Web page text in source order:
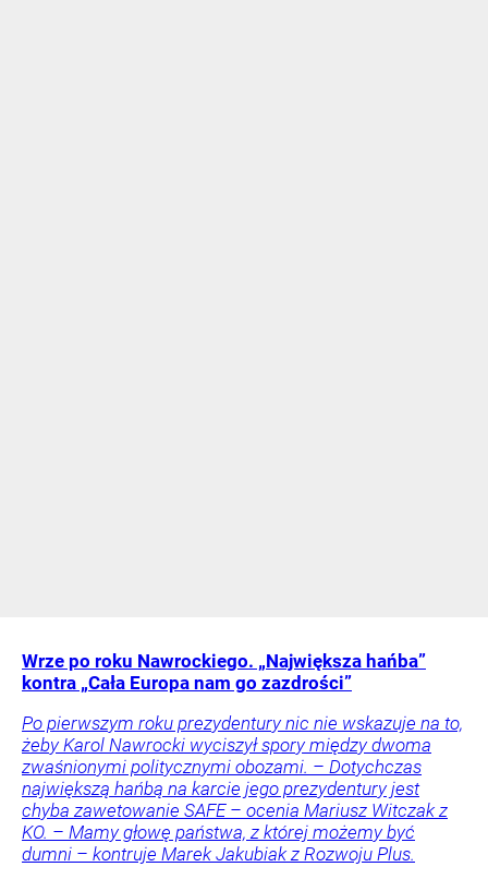
Wrze po roku Nawrockiego. „Największa hańba”
kontra „Cała Europa nam go zazdrości”
Po pierwszym roku prezydentury nic nie wskazuje na to,
żeby Karol Nawrocki wyciszył spory między dwoma
zwaśnionymi politycznymi obozami. – Dotychczas
największą hańbą na karcie jego prezydentury jest
chyba zawetowanie SAFE – ocenia Mariusz Witczak z
KO. – Mamy głowę państwa, z której możemy być
dumni – kontruje Marek Jakubiak z Rozwoju Plus.